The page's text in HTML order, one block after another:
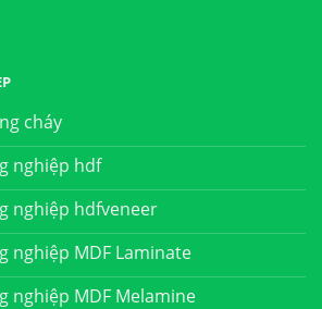
cháy
nghiệp hdf
nghiệp hdfveneer
nghiệp MDF Laminate
nghiệp MDF Melamine